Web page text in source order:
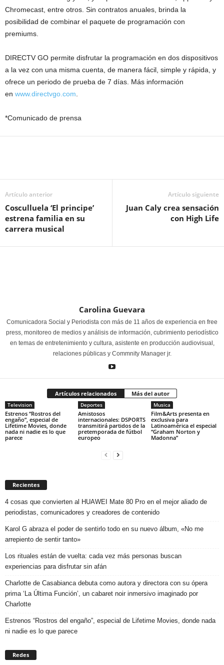
Chromecast, entre otros. Sin contratos anuales, brinda la
posibilidad de combinar el paquete de programación con
premiums.
DIRECTV GO permite disfrutar la programación en dos dispositivos
a la vez con una misma cuenta, de manera fácil, simple y rápida, y
ofrece un periodo de prueba de 7 días. Más información
en www.directvgo.com.
*Comunicado de prensa
Artículo anterior
Cosculluela ‘El principe’
estrena familia en su
carrera musical
Artículo siguiente
Juan Caly crea sensación
con High Life
Carolina Guevara
Comunicadora Social y Periodista con más de 11 años de experiencia en free
press, monitoreo de medios y análisis de información, cubrimiento periodístico
en temas de entretenimiento y cultura, asistente en producción audiovisual,
relaciones públicas y Commnity Manager jr.
Artículos relacionados Más del autor
Television
Estrenos “Rostros del
engaño”, especial de
Lifetime Movies, donde
nada ni nadie es lo que
parece
Deportes
Amistosos
internacionales: DSPORTS
transmitirá partidos de la
pretemporada de fútbol
europeo
Musica
Film&Arts presenta en
exclusiva para
Latinoamérica el especial
“Graham Norton y
Madonna”
Recientes
4 cosas que convierten al HUAWEI Mate 80 Pro en el mejor aliado de
periodistas, comunicadores y creadores de contenido
Karol G abraza el poder de sentirlo todo en su nuevo álbum, «No me
arrepiento de sentir tanto»
Los rituales están de vuelta: cada vez más personas buscan
experiencias para disfrutar sin afán
Charlotte de Casabianca debuta como autora y directora con su ópera
prima ‘La Última Función’, un cabaret noir inmersivo imaginado por
Charlotte
Estrenos “Rostros del engaño”, especial de Lifetime Movies, donde nada
ni nadie es lo que parece
Redes